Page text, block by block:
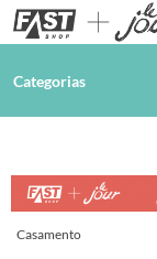
Categorias
Casamento